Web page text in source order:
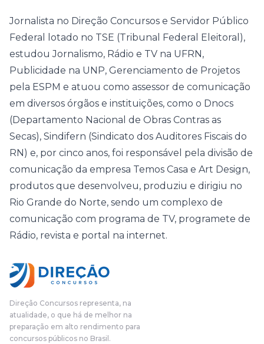
Jornalista no Direção Concursos e Servidor Público
Federal lotado no TSE (Tribunal Federal Eleitoral),
estudou Jornalismo, Rádio e TV na UFRN,
Publicidade na UNP, Gerenciamento de Projetos
pela ESPM e atuou como assessor de comunicação
em diversos órgãos e instituições, como o Dnocs
(Departamento Nacional de Obras Contras as
Secas), Sindifern (Sindicato dos Auditores Fiscais do
RN) e, por cinco anos, foi responsável pela divisão de
comunicação da empresa Temos Casa e Art Design,
produtos que desenvolveu, produziu e dirigiu no
Rio Grande do Norte, sendo um complexo de
comunicação com programa de TV, programete de
Rádio, revista e portal na internet.
Direção Concursos representa, na
atualidade, o que há de melhor na
preparação em alto rendimento para
concursos públicos no Brasil.